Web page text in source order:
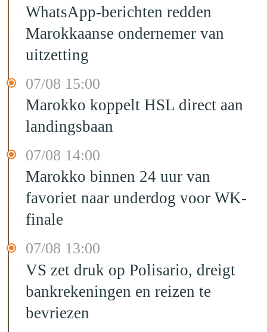
WhatsApp-berichten redden
Marokkaanse ondernemer van
uitzetting
07/08 15:00
Marokko koppelt HSL direct aan
landingsbaan
07/08 14:00
Marokko binnen 24 uur van
favoriet naar underdog voor WK-
finale
07/08 13:00
VS zet druk op Polisario, dreigt
bankrekeningen en reizen te
bevriezen